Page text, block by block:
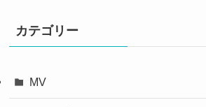
カテゴリー
MV